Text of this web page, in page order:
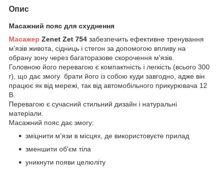
Опис
Масажний пояс для схуднення
Масажер Zenet Zet 754 забезпечить ефективне тренування
м'язів живота, сідниць і стегон за допомогою впливу на
обрану зону через багаторазове скорочення м'язів.
Головною його перевагою є компактність і легкість (всього 300
г), що дає змогу брати його із собою куди завгодно, адже він
працює як від мережі, так від автомобільного прикурювача 12
В.
Перевагою є сучасний стильний дизайн і натуральні
матеріали.
Масажний пояс дає змогу:
зміцнити м'язи в місцях, де використовуєте прилад
зменшити об'єм тіла
уникнути появи целюліту